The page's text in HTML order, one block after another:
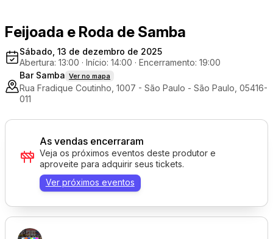
Feijoada e Roda de Samba
Sábado, 13 de dezembro de 2025
Abertura: 13:00 · Início: 14:00 · Encerramento: 19:00
Bar Samba Ver no mapa
Rua Fradique Coutinho, 1007 - São Paulo - São Paulo, 05416-
011
As vendas encerraram
Veja os próximos eventos deste produtor e
aproveite para adquirir seus tickets.
Ver próximos eventos